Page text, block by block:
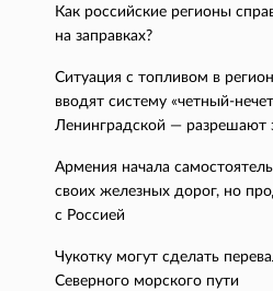
Как российские регионы
на заправках?
Ситуация с топливом в
вводят систему «четный-
Ленинградской — разрешают
Армения начала
своих железных дорог, но
с Россией
Чукотку могут сделать
Северного морского пути